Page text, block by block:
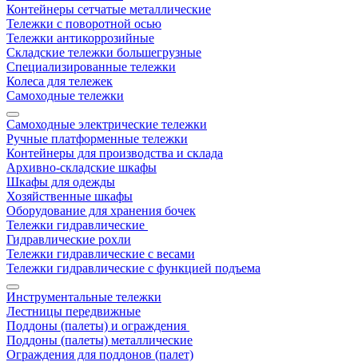
Контейнеры сетчатые металлические
Тележки с поворотной осью
Тележки антикоррозийные
Складские тележки большегрузные
Специализированные тележки
Колеса для тележек
Самоходные тележки
Самоходные электрические тележки
Ручные платформенные тележки
Контейнеры для производства и склада
Архивно-складские шкафы
Шкафы для одежды
Хозяйственные шкафы
Оборудование для хранения бочек
Тележки гидравлические
Гидравлические рохли
Тележки гидравлические с весами
Тележки гидравлические с функцией подъема
Инструментальные тележки
Лестницы передвижные
Поддоны (палеты) и ограждения
Поддоны (палеты) металлические
Ограждения для поддонов (палет)